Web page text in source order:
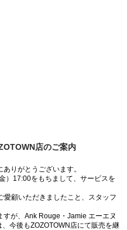
店のご案内
りがとうございます。
）17:00をもちまして、サービスを
愛顧いただきましたこと、スタッフ
が、Ank Rouge・Jamie エーエヌ
今後もZOZOTOWN店にて販売を継